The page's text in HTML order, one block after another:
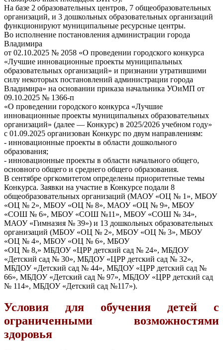
На базе 2 образовательных центров, 7 общеобразовательных
организаций, и 3 дошкольных образовательных организаций
функционируют муниципальные ресурсные центры.
Во исполнение постановления администрации города
Владимира
от 02.10.2025 № 2058 «О проведении городского конкурса
«Лучшие инновационные проекты муниципальных
образовательных организаций» и признании утратившими
силу некоторых постановлений администрации города
Владимира» на основании приказа начальника УОиМП от
09.10.2025 № 1366-п
«О проведении городского конкурса «Лучшие
инновационные проекты муниципальных образовательных
организаций» (далее — Конкурс) в 2025/2026 учебном году»
с 01.09.2025 организован Конкурс по двум направлениям:
- инновационные проекты в области дошкольного
образования;
- инновационные проекты в области начального общего,
основного общего и среднего общего образования.
В сентябре оргкомитетом определены приоритетные темы
Конкурса. Заявки на участие в Конкурсе подали 8
общеобразовательных организаций (МАОУ «ОЦ № 1», МБОУ
«ОЦ № 2», МБОУ «ОЦ № 8», МАОУ «ОЦ № 9», МБОУ
«СОШ № 6», МБОУ «СОШ №11», МБОУ «СОШ № 34»,
МАОУ «Гимназия № 39») и 13 дошкольных образовательных
организаций (МБОУ «ОЦ № 2», МБОУ «ОЦ № 3», МБОУ
«ОЦ № 4», МБОУ «ОЦ № 6», МБОУ
«ОЦ № 8,» МБДОУ «ЦРР детский сад № 24», МБДОУ
«Детский сад № 30», МБДОУ «ЦРР детский сад № 32»,
МБДОУ «Детский сад № 44», МБДОУ «ЦРР детский сад №
66», МБДОУ «Детский сад № 97», МБДОУ «ЦРР детский сад
№ 114», МБДОУ «Детский сад №117»).
Условия для обучения детей с
ограниченными возможностями
здоровья